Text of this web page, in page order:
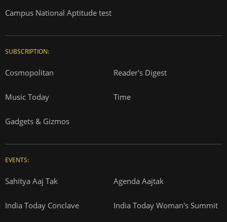
Campus National Aptitude test
SUBSCRIPTION:
Cosmopolitan Reader's Digest
Music Today Time
Gadgets & Gizmos
EVENTS:
Sahitya Aaj Tak Agenda Aajtak
India Today Conclave India Today Woman's Summit